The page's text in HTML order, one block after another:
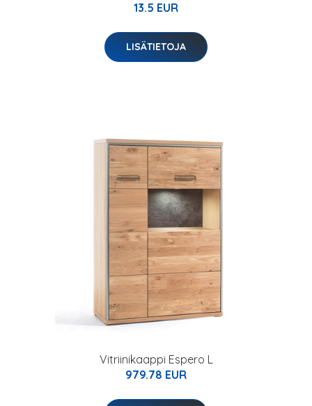
13.5 EUR
LISÄTIETOJA
Vitriinikaappi Espero L
979.78 EUR